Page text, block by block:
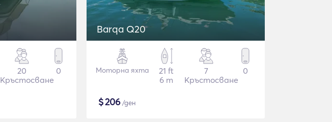
20
Кръстосване
0
Barqa Q20
Моторна яхта
21 ft
6 m
7
Кръстосване
0
$206/ден